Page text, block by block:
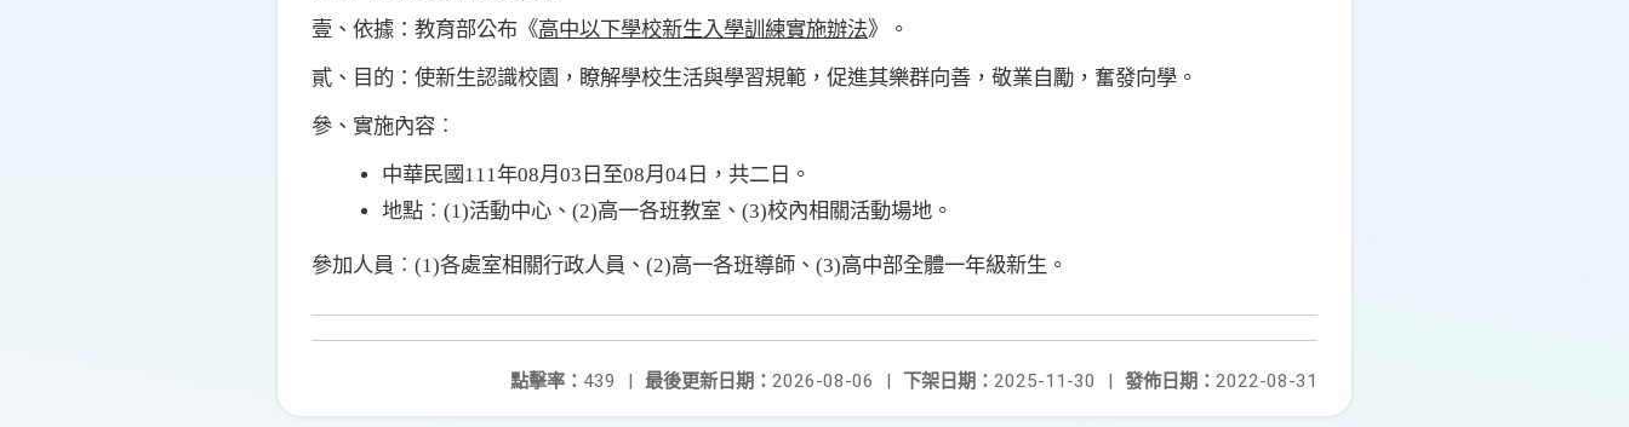
壹、依據：教育部公布 《高中以下學校新生入學訓練實施辦法》 。
貳、目的：使新生認識校園，瞭解學校生活與學習規範，促進其樂群向善，敬業自勵，奮發向學。
參、實施內容︰
中華民國111年08月 03 日至08月 04 日，共二日。
地點︰ (1)活動中心、 (2)高一各班教室、 (3)校內相關活動場地 。
參加人員︰ (1)各處室相關行政人員、 (2)高一各班導師、 (3)高中部全體一年級新生。
發佈日期： 2022-08-31
下架日期： 2025-11-30 |
最後更新日期： 2026-08-06 |
點擊率： 439 |